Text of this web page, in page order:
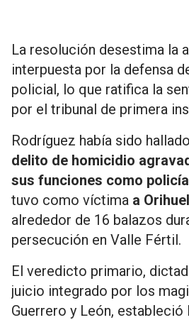
La resolución desestima la
interpuesta por la defensa
policial, lo que ratifica la
por el tribunal de primera
Rodríguez había sido
delito de homicidio
sus funciones como policía
tuvo como víctima a
alrededor de 16 balazos
persecución en Valle Fértil.
El veredicto primario,
juicio integrado por los
Guerrero y León, estableció